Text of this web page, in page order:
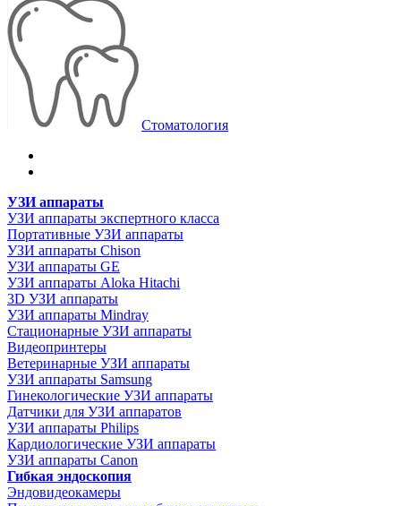
Стоматология
УЗИ аппараты
УЗИ аппараты экспертного класса
Портативные УЗИ аппараты
УЗИ аппараты Chison
УЗИ аппараты GE
УЗИ аппараты Aloka Hitachi
3D УЗИ аппараты
УЗИ аппараты Mindray
Стационарные УЗИ аппараты
Видеопринтеры
Ветеринарные УЗИ аппараты
УЗИ аппараты Samsung
Гинекологические УЗИ аппараты
Датчики для УЗИ аппаратов
УЗИ аппараты Philips
Кардиологические УЗИ аппараты
УЗИ аппараты Canon
Гибкая эндоскопия
Эндовидеокамеры